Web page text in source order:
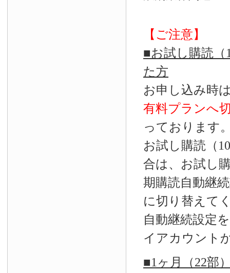
【ご注意】
■お試し購読（
た方
お申し込み時
有料プランへ
っております
お試し購読（
合は、お試し
期購読自動継
に切り替えて
自動継続設定
イアカウント
■1ヶ月（22部